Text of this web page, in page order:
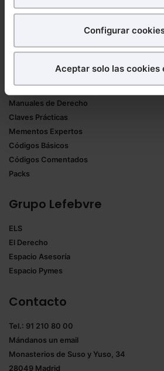
para poder mostrarte publicidad
¿Qué puedes hacer?
experiencia en la web sea óptima
Puedesaceptar solo las
todas las cookies excepto
También puedes
seleccionar solo aquellas que
navegador. Si no seleccionas
las que sean indispensables para
Saber más acerca de las cookies
Configurar
Aceptar solo las cookies
Trabaja con nosotros
Productos
Formularios Jurídicos
Manuales de Derecho
Claves Prácticas
Mementos Expertos
Códigos Básicos
Códigos Comentados
Packs
Grupo Lefebvre
ELS
El Derecho
Espacio Asesoría
Espacio Pymes
Contacto
Tel.: 91 210 80 00
Mándanos un email
Monasterios de Suso y Yuso, 34
28049 Madrid